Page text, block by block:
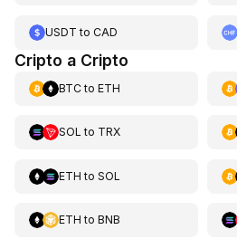
USDT to CAD
Cripto a Cripto
BTCto ETH
SOL to TRX
ETH to SOL
ETH to BNB